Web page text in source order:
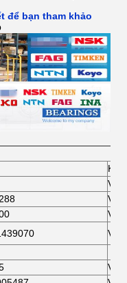
để bạn tham khảo